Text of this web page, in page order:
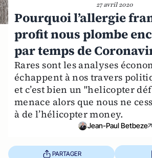
27 avril 2020
Pourquoi l’allergie
profit nous plombe
par temps de
Rares sont les analyses
échappent à nos travers
et c’est bien un "helicopter
menace alors que nous ne
à de l’hélicopter money.
Jean-Paul Betbeze
PARTAGER